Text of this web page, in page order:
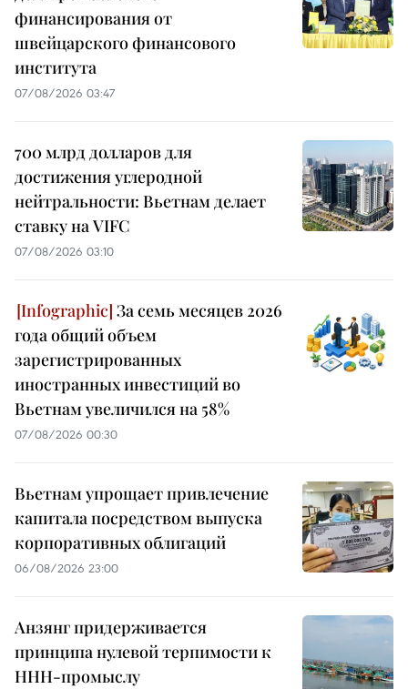
финансирования от
швейцарского финансового
института
07/08/2026 03:47
700 млрд долларов для
достижения углеродной
нейтральности: Вьетнам делает
ставку на VIFC
07/08/2026 03:10
За семь месяцев 2026
года общий объем
зарегистрированных
иностранных инвестиций во
Вьетнам увеличился на 58%
07/08/2026 00:30
Вьетнам упрощает привлечение
капитала посредством выпуска
корпоративных облигаций
06/08/2026 23:00
Анзянг придерживается
принципа нулевой терпимости к
ННН-промыслу